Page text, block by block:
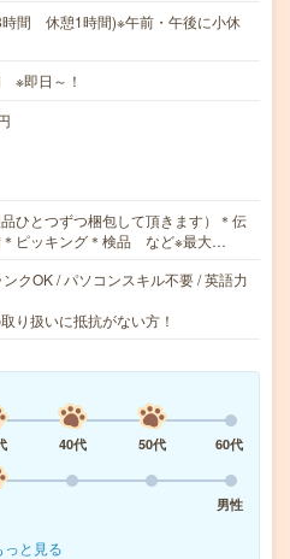
間 休憩1時間)※午前・午後に小休
※即日～！
ひとつずつ梱包して頂きます）＊伝
＊ピッキング＊検品 など※最大…
クOK / パソコンスキル不要 / 英語力
り扱いに抵抗がない方！
40代 50代
60代
男性
っと見る